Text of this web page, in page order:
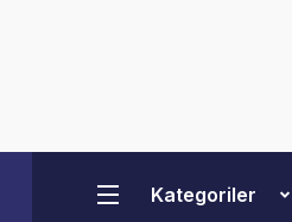
Kategoriler